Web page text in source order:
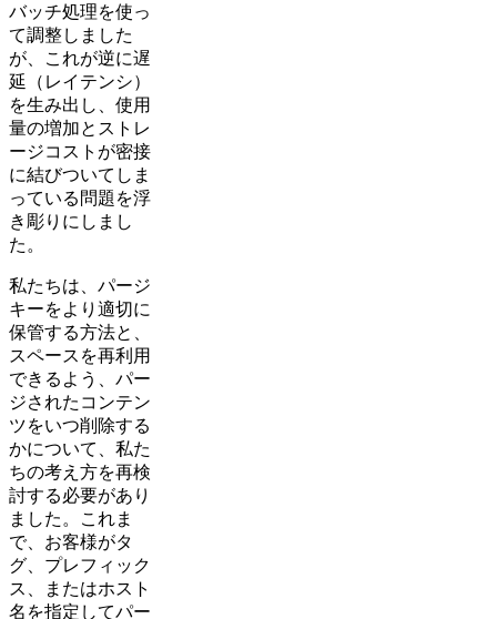
バッチ処理を使っ
て調整しました
が、これが逆に遅
延（レイテンシ）
を生み出し、使用
量の増加とストレ
ージコストが密接
に結びついてしま
っている問題を浮
き彫りにしまし
た。
私たちは、パージ
キーをより適切に
保管する方法と、
スペースを再利用
できるよう、パー
ジされたコンテン
ツをいつ削除する
かについて、私た
ちの考え方を再検
討する必要があり
ました。これま
で、お客様がタ
グ、プレフィック
ス、またはホスト
名を指定してパー